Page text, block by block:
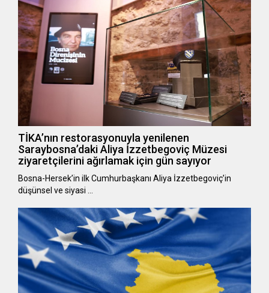
TİKA’nın restorasyonuyla yenilenen
Saraybosna’daki Aliya İzzetbegoviç Müzesi
ziyaretçilerini ağırlamak için gün sayıyor
Bosna-Hersek’in ilk Cumhurbaşkanı Aliya İzzetbegoviç’in
düşünsel ve siyasi …